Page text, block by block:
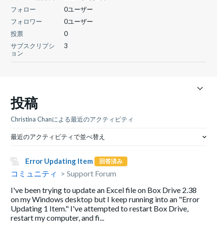
フォロー
0ユーザー
フォロワー
0ユーザー
投票
0
サブスクリプシ
ョン
3
投稿
Christina Chanによる最近のアクティビティ
最近のアクティビティで並べ替え
Error Updating Item 回答済み
コミュニティ
Support Forum
I've been trying to update an Excel file on Box Drive 2.38
on my Windows desktop but I keep running into an "Error
Updating 1 Item." I've attempted to restart Box Drive,
restart my computer, and fi...